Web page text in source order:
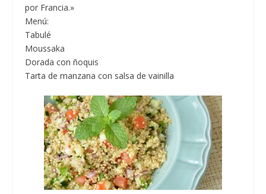
por Francia.»
Menú:
Tabulé
Moussaka
Dorada con ñoquis
Tarta de manzana con salsa de vainilla